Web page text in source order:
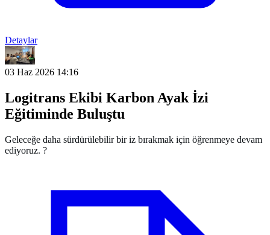
Detaylar
03 Haz 2026 14:16
Logitrans Ekibi Karbon Ayak İzi
Eğitiminde Buluştu
Geleceğe daha sürdürülebilir bir iz bırakmak için öğrenmeye devam
ediyoruz. ?